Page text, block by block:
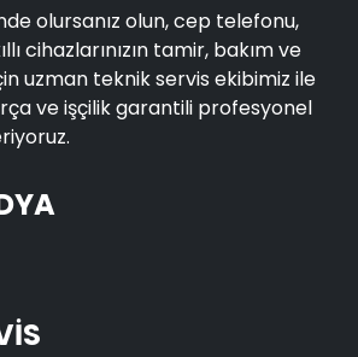
olursanız olun, cep telefonu,
cihazlarınızın tamir, bakım ve
uzman teknik servis ekibimiz ile
ve işçilik garantili profesyonel